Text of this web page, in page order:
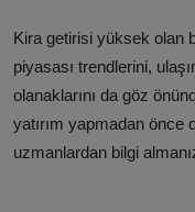
Kira getirisi yüksek olan
piyasası trendlerini,
olanaklarını da göz
yatırım yapmadan önce
uzmanlardan bilgi